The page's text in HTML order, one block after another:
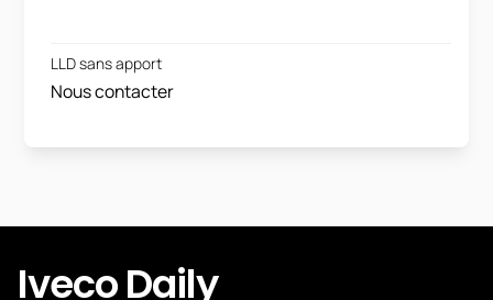
LLD sans apport
Nous contacter
Iveco Daily